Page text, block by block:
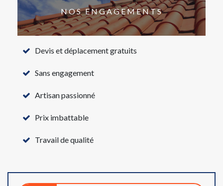
NOS ENGAGEMENTS
Devis et déplacement gratuits
Sans engagement
Artisan passionné
Prix imbattable
Travail de qualité